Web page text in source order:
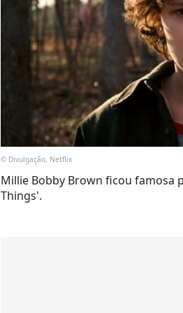
© Divulgação, Netflix
Millie Bobby Brown ficou famosa
Things'.